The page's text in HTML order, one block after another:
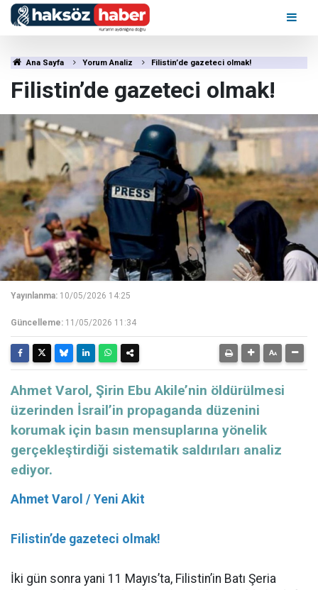
Ana Sayfa Yorum Analiz Filistin’de gazeteci olmak!
Filistin’de gazeteci olmak!
Yayınlanma: 10/05/2026 14:25
Güncelleme: 11/05/2026 11:34
Ahmet Varol, Şirin Ebu Akile’nin öldürülmesi
üzerinden İsrail’in propaganda düzenini
korumak için basın mensuplarına yönelik
gerçekleştirdiği sistematik saldırıları analiz
ediyor.
Ahmet Varol / Yeni Akit
Filistin’de gazeteci olmak!
İki gün sonra yani 11 Mayıs’ta, Filistin’in Batı Şeria